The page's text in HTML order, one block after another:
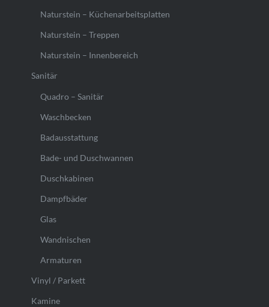
Naturstein – Küchenarbeitsplatten
Naturstein – Treppen
Naturstein – Innenbereich
Sanitär
Quadro – Sanitär
Waschbecken
Badausstattung
Bade- und Duschwannen
Duschkabinen
Dampfbäder
Glas
Wandnischen
Armaturen
Vinyl / Parkett
Kamine